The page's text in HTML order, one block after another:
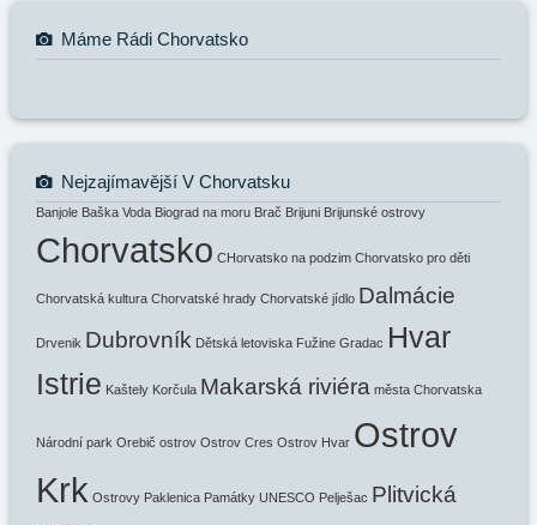
Máme Rádi Chorvatsko
Nejzajímavější V Chorvatsku
Banjole Baška Voda Biograd na moru Brač Brijuni Brijunské ostrovy
Chorvatsko CHorvatsko na podzim Chorvatsko pro děti
Chorvatská kultura Chorvatské hrady Chorvatské jídlo Dalmácie
Drvenik Dubrovník Dětská letoviska Fužine Gradac Hvar
Istrie Kaštely Korčula Makarská riviéra města Chorvatska
Národní park Orebič ostrov Ostrov Cres Ostrov Hvar Ostrov
Krk Ostrovy Paklenica Památky UNESCO Pelješac Plitvická